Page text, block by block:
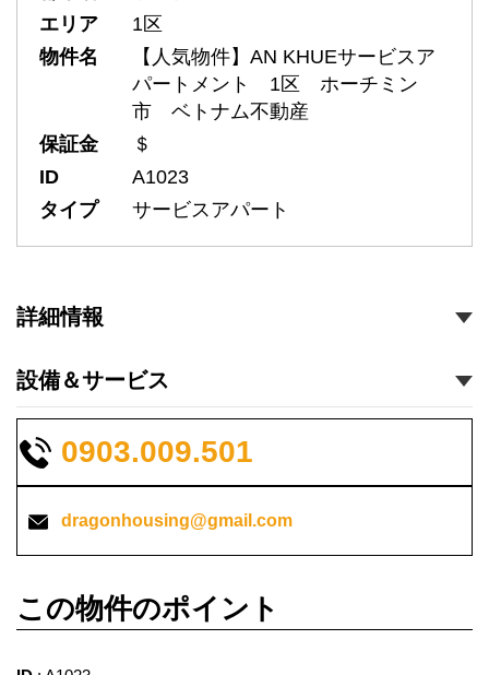
エリア
1区
物件名
【人気物件】AN KHUEサービスア
パートメント 1区 ホーチミン
市 ベトナム不動産
保証金
＄
ID
A1023
タイプ
サービスアパート
詳細情報
設備＆サービス
0903.009.501
dragonhousing@gmail.com
この物件のポイント